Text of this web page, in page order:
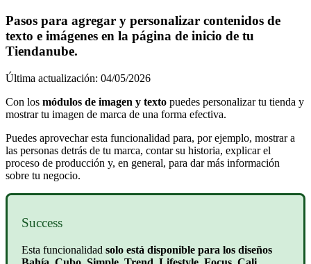
Pasos para agregar y personalizar contenidos de
texto e imágenes en la página de inicio de tu
Tiendanube.
Última actualización: 04/05/2026
Con los módulos de imagen y texto puedes personalizar tu tienda y
mostrar tu imagen de marca de una forma efectiva.
Puedes aprovechar esta funcionalidad para, por ejemplo, mostrar a
las personas detrás de tu marca, contar su historia, explicar el
proceso de producción y, en general, para dar más información
sobre tu negocio.
Success
Esta funcionalidad solo está disponible para los diseños